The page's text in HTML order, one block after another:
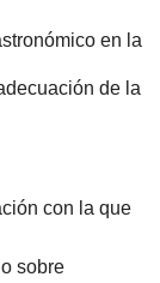
en la
de la
con la que
sobre